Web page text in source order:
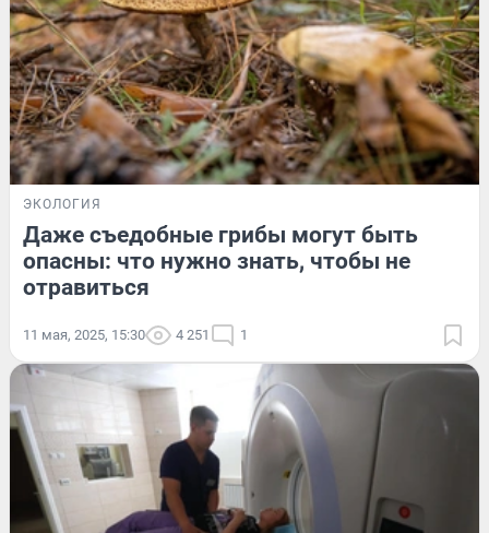
ЭКОЛОГИЯ
Даже съедобные грибы могут быть
опасны: что нужно знать, чтобы не
отравиться
11 мая, 2025, 15:30 4 251 1